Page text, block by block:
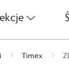
Timex